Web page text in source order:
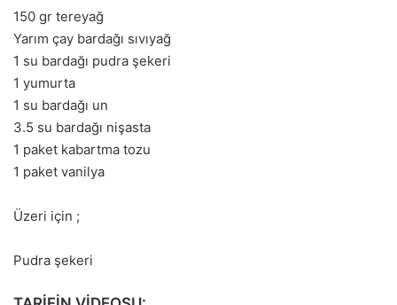
150 gr tereyağ
Yarım çay bardağı sıvıyağ
1 su bardağı pudra şekeri
1 yumurta
1 su bardağı un
3.5 su bardağı nişasta
1 paket kabartma tozu
1 paket vanilya
Üzeri için ;
Pudra şekeri